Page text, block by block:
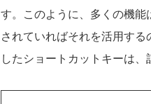
す。このように、多くの機
されていればそれを活用す
したショートカットキーは、